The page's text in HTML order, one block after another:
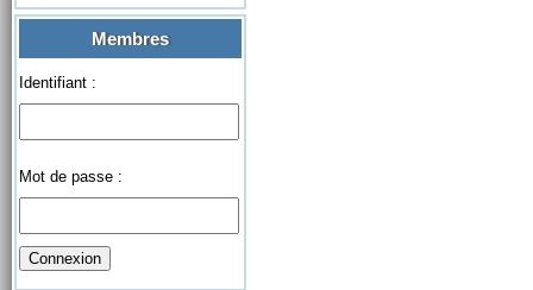
Membres
Identifiant :
Mot de passe :